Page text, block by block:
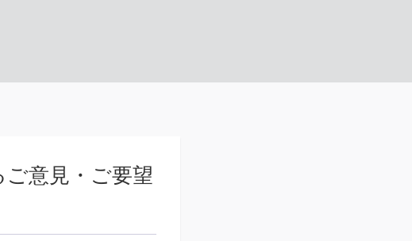
ご意見・ご要望